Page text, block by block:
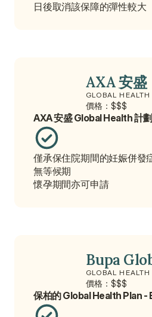
日後取消該保障的彈性較大
AXA 安盛
GLOBAL HEALTH
價格：$$$
AXA 安盛 Global Health 計
僅承保住院期間的妊娠併發
無等候期
懷孕期間亦可申請
Bupa
GLOBAL
價格：$$$
保柏的 Global Health Plan -